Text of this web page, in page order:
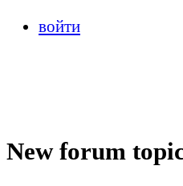
войти
New forum